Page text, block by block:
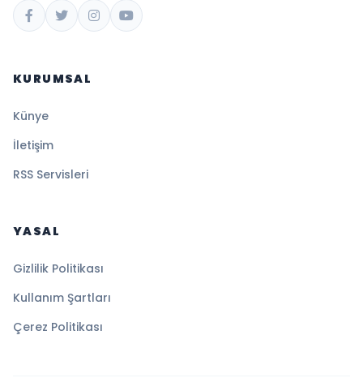
KURUMSAL
Künye
İletişim
RSS Servisleri
YASAL
Gizlilik Politikası
Kullanım Şartları
Çerez Politikası